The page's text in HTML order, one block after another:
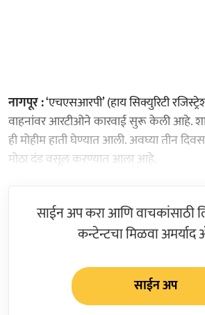
नागपूर :‘एचएसआरपी’ (हाय सिक्युरिटी
वाहनांवर आरटीओने कारवाई सुरू केली आहे.
ही मोहीम हाती घेण्यात आली. अवघ्या तीन
मोठा दंड वसूल करण्यात आला आहे.
साईन अप करा आणि वाचकांसाठी
कन्टेन्टचा मिळवा
साईन अप